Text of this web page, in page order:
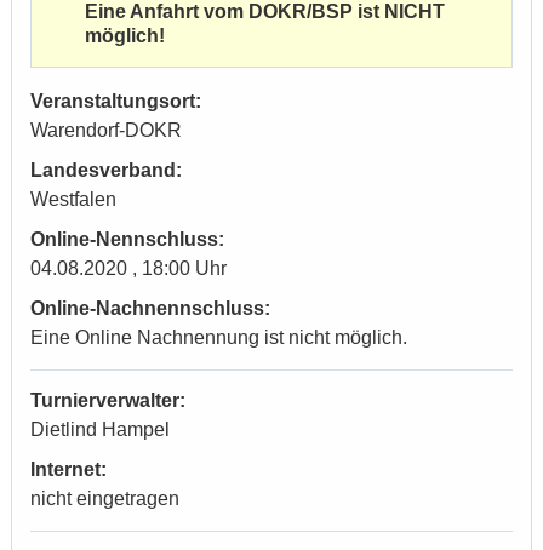
Eine Anfahrt vom DOKR/BSP ist NICHT
möglich!
Veranstaltungsort:
Warendorf-DOKR
Landesverband:
Westfalen
Online-Nennschluss:
04.08.2020 , 18:00 Uhr
Online-Nachnennschluss:
Eine Online Nachnennung ist nicht möglich.
Turnierverwalter:
Dietlind Hampel
Internet:
nicht eingetragen